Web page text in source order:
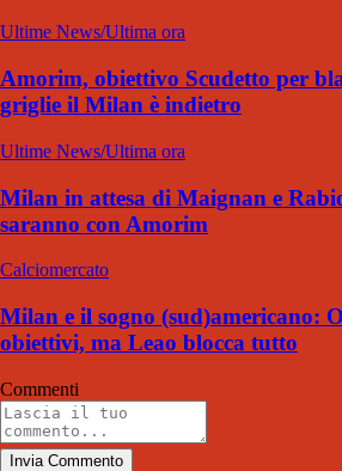
Ultime News/Ultima ora
Amorim, obiettivo Scudetto per
griglie il Milan è indietro
Ultime News/Ultima ora
Milan in attesa di Maignan e
saranno con Amorim
Calciomercato
Milan e il sogno (sud)americano:
obiettivi, ma Leao blocca tutto
Commenti
Invia Commento